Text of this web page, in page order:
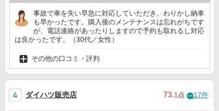
事故で車を失い早急に対応していただき、わりかし納車
も早かったです。購入後のメンテナンスは忘れがちです
が、電話連絡があったりしますので予約も取れるし対応
は良かったです。（30代／女性）
その他の口コミ・評判
ダイハツ販売店 73.1点 17件